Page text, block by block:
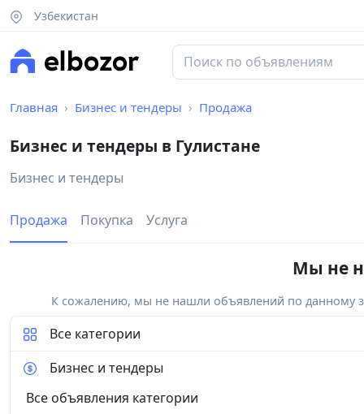
Узбекистан
Главная Бизнес и тендеры Продажа
Бизнес и тендеры в Гулистане
Бизнес и тендеры
Продажа Покупка Услуга
Мы не
К сожалению, мы не нашли объявлений по данному
Все категории
Бизнес и тендеры
Все объявления категории